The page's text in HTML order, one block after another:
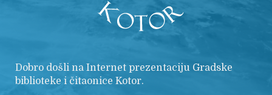
Dobro došli na Internet prezentaciju Gradske
biblioteke i čitaonice Kotor.